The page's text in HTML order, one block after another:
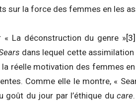
sur la force des femmes en les
« La déconstruction du genre »[3]
dans lequel cette
réelle motivation des femmes
Comme elle le montre, «
goût du jour par l’éthique du care